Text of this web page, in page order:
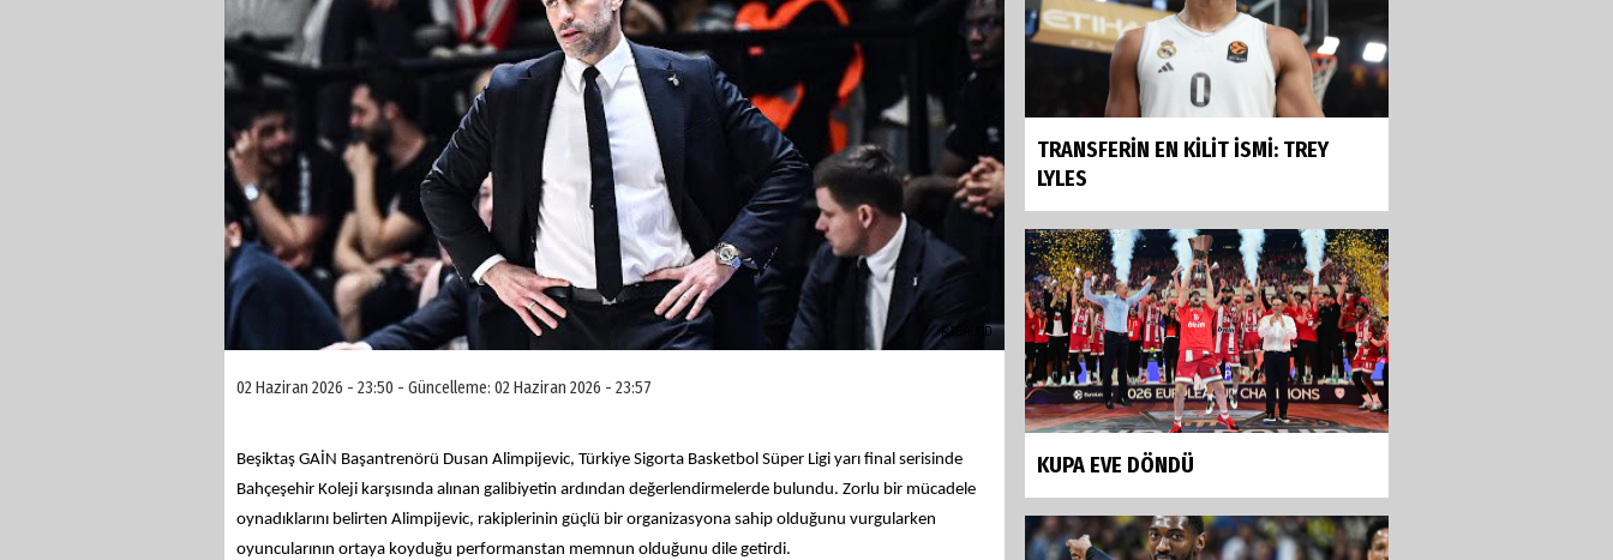
02 Haziran 2026 - 23:50 - Güncelleme: 02 Haziran 2026 - 23:57
Beşiktaş GAİN Başantrenörü Dusan Alimpijevic, Türkiye Sigorta Basketbol Süper Ligi yarı final serisinde
Bahçeşehir Koleji karşısında alınan galibiyetin ardından değerlendirmelerde bulundu. Zorlu bir mücadele
oynadıklarını belirten Alimpijevic, rakiplerinin güçlü bir organizasyona sahip olduğunu vurgularken
oyuncularının ortaya koyduğu performanstan memnun olduğunu dile getirdi.
TRANSFERİN EN KİLİT İSMİ: TREY
LYLES
KUPA EVE DÖNDÜ